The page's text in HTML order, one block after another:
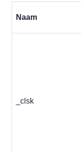
Naam
_clsk